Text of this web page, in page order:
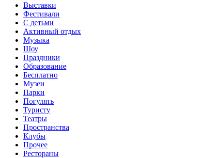
Выставки
Фестивали
С детьми
Активный отдых
Музыка
Шоу
Праздники
Образование
Бесплатно
Музеи
Парки
Погулять
Туристу
Театры
Пространства
Клубы
Прочее
Рестораны